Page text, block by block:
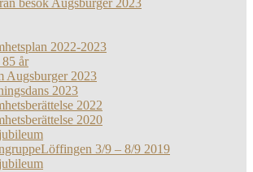
besök Augsburger 2023
2022-2023
år
Augsburger 2023
2023
2022
2020
3/9 – 8/9 2019